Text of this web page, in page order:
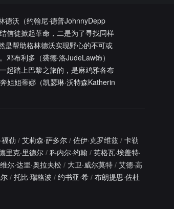
德沃（约翰尼·德普JohnnyDepp
信徒掀起革命，二是为了寻找同样
是帮助格林德沃实现野心的不可或
布利多（裘德·洛JudeLaw饰）
起踏上巴黎之旅的，是麻鸡雅各布
姐姐蒂娜（凯瑟琳·沃特森Katherin
福勒 / 艾莉森·萨多尔 / 佐伊·克罗维兹 / 卡勒
里克·里德尔 / 科内尔·约翰 / 英格瓦·埃盖特·
尔·达里·奥拉夫松 / 大卫·威尔莫特 / 艾德·高
/ 托比·瑞格波 / 约书亚·希 / 布朗提思·佐杜